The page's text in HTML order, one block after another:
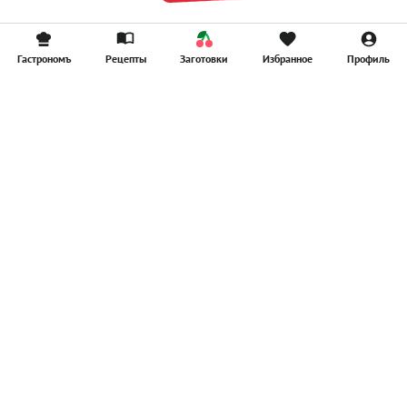
Гастрономъ Рецепты Заготовки Избранное Профиль